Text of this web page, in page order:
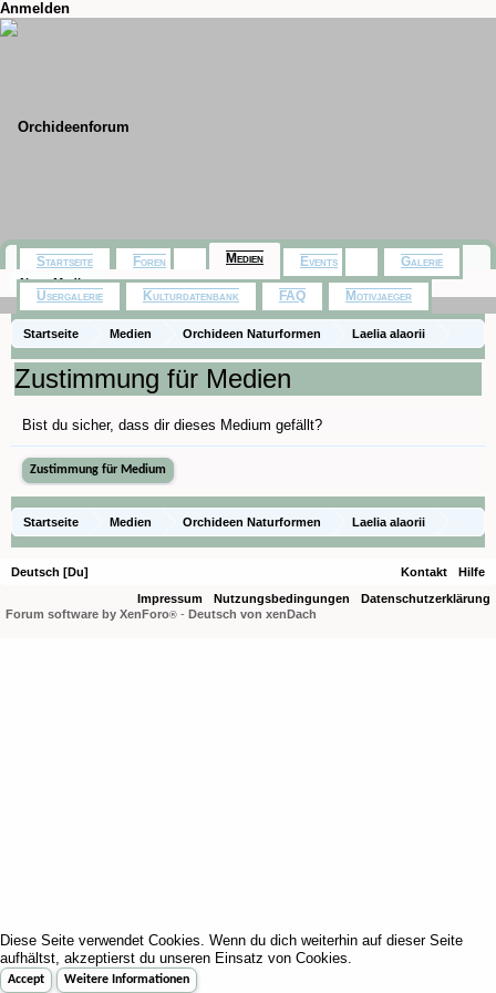
Anmelden
Startseite Medien Orchideen Naturformen Laelia alaorii
Zustimmung für Medien
Bist du sicher, dass dir dieses Medium gefällt?
Startseite Medien Orchideen Naturformen Laelia alaorii
Startseite Foren Medien
Neue Medien
Events Galerie
Usergalerie Kulturdatenbank FAQ Motivjaeger
Deutsch [Du] Kontakt
Hilfe
Impressum
Nutzungsbedingungen
Datenschutzerklärung
Forum software by XenForo® - Deutsch von xenDach
Diese Seite verwendet Cookies. Wenn du dich weiterhin auf dieser Seite
aufhältst, akzeptierst du unseren Einsatz von Cookies.
Accept Weitere Informationen